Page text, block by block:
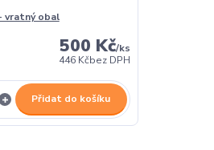
vratný obal
500 Kč/ks
446 Kčbez DPH
Přidat do košíku